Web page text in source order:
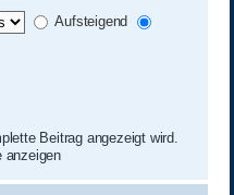
Aufsteigend
Beitrag angezeigt wird.
anzeigen